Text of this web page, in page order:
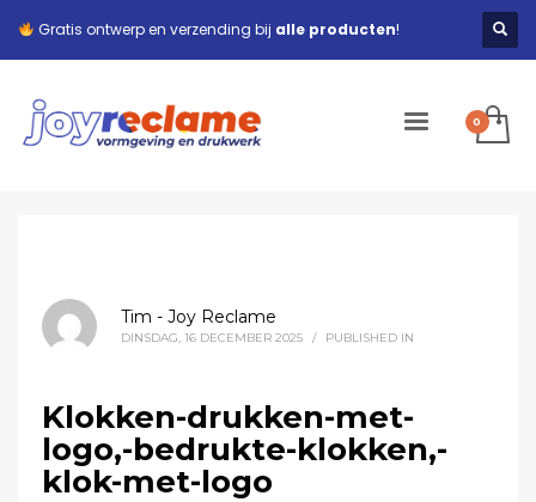
Gratis ontwerp en verzending bij alle producten!
Tim - Joy Reclame
DINSDAG, 16 DECEMBER 2025 / PUBLISHED IN
Klokken-drukken-met-
logo,-bedrukte-klokken,-
klok-met-logo